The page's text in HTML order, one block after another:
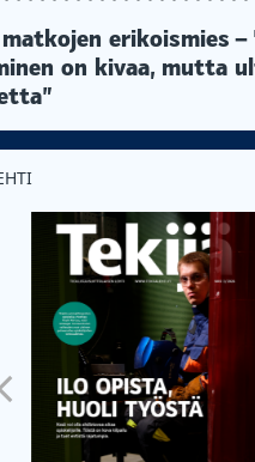
erikoismies –
on kivaa, mutta